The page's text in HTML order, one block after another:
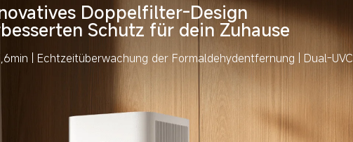
Doppelfilter-Design
Schutz für dein Zuhause
| Echtzeitüberwachung der Formaldehydentfernung | Dual-UVC